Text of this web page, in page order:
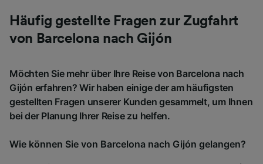
Häufig gestellte Fragen zur Zugfahrt
von Barcelona nach Gijón
Möchten Sie mehr über Ihre Reise von Barcelona nach
Gijón erfahren? Wir haben einige der am häufigsten
gestellten Fragen unserer Kunden gesammelt, um Ihnen
bei der Planung Ihrer Reise zu helfen.
Wie können Sie von Barcelona nach Gijón gelangen?